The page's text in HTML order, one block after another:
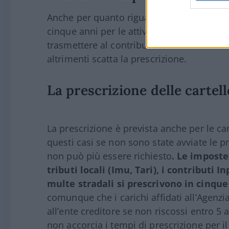
Anche per quanto riguarda i contributi
cinque anni per le attività di recupero.
trasmettere al contribuente una
altrimenti scatta la prescrizione.
La prescrizione delle
La prescrizione è prevista anche per le
questi casi se non sono state avviate le
non può più essere richiesto. Le
tributi locali (Imu, Tari), i contributi
multe stradali si prescrivono in
comunque che i carichi affidati
all’ente creditore se non riscossi entro
non accorcia i tempi di prescrizione per